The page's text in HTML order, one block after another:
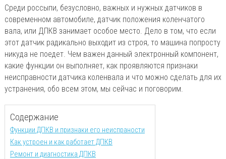
Среди россыпи, безусловно, важных и нужных датчиков в
современном автомобиле, датчик положения коленчатого
вала, или ДПКВ занимает особое место. Дело в том, что если
этот датчик радикально выходит из строя, то машина попросту
никуда не поедет. Чем важен данный электронный компонент,
какие функции он выполняет, как проявляются признаки
неисправности датчика коленвала и что можно сделать для их
устранения, обо всем этом, мы сейчас и поговорим.
Содержание
Функции ДПКВ и признаки его неиспраности
Как устроен и как работает ДПКВ
Ремонт и диагностика ДПКВ